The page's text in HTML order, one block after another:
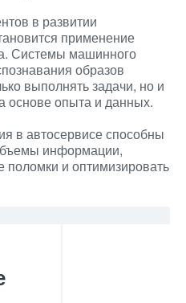
в развитии
применение
Системы машинного
образов
выполнять задачи, но и
основе опыта и данных.
в автосервисе способны
информации,
и оптимизировать